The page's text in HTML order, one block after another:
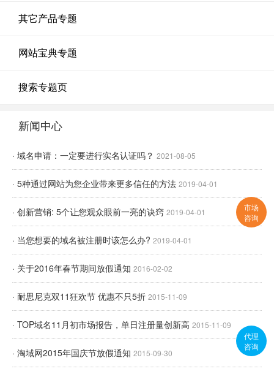
其它产品专题
网站宝典专题
搜索专题页
新闻中心
· 域名申请：一定要进行实名认证吗？ 2021-08-05
· 5种通过网站为您企业带来更多信任的方法 2019-04-01
· 创新营销: 5个让您观众眼前一亮的诀窍 2019-04-01
· 当您想要的域名被注册时该怎么办? 2019-04-01
· 关于2016年春节期间放假通知 2016-02-02
· 耐思尼克双11狂欢节 优惠不只5折 2015-11-09
· TOP域名11月初市场报告，单日注册量创新高 2015-11-09
· 淘域网2015年国庆节放假通知 2015-09-30
市场
咨询
代理
咨询